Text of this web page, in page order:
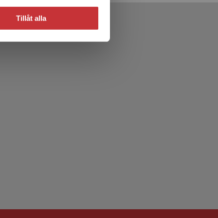
Tillåt alla